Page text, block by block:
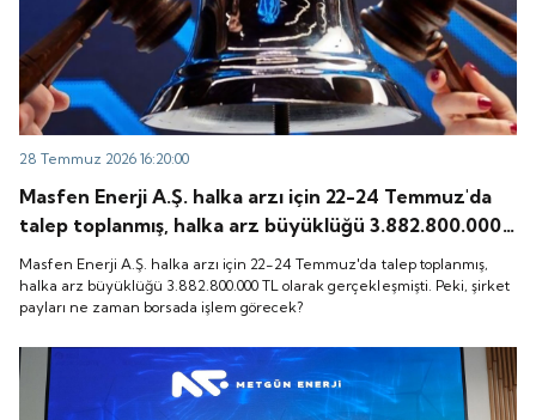
28 Temmuz 2026 16:20:00
Masfen Enerji A.Ş. halka arzı için 22-24 Temmuz'da
talep toplanmış, halka arz büyüklüğü 3.882.800.000
TL olarak gerçekleşmişti. Peki, şirket payları ne
zaman borsada işlem görecek?
Masfen Enerji A.Ş. halka arzı için 22-24 Temmuz'da talep toplanmış,
halka arz büyüklüğü 3.882.800.000 TL olarak gerçekleşmişti. Peki, şirket
payları ne zaman borsada işlem görecek?